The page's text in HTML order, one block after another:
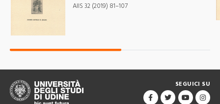
AIIS 32 (2019) 81–107
SEGUICI SU